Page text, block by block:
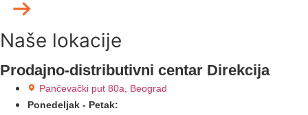
Naše lokacije
Prodajno-distributivni centar Direkcija
Pančevački put 80a, Beograd
Ponedeljak - Petak: